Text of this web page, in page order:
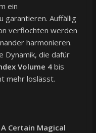
ein
garantieren. Auffällig
verflochten werden
harmonieren.
Dynamik, die dafür
Volume 4bis
mehr loslässt.
A Certain Magical